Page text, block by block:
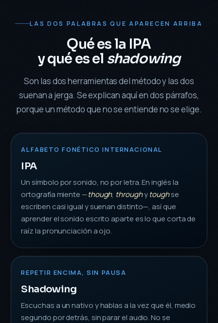
LAS DOS PALABRAS QUE APARECEN ARRIBA
Qué es la IPA
y qué es el shadowing
Son las dos herramientas del método y las dos
suenan a jerga. Se explican aquí en dos párrafos,
porque un método que no se entiende no se elige.
ALFABETO FONÉTICO INTERNACIONAL
IPA
Un símbolo por sonido, no por letra. En inglés la
ortografía miente —though, throughytoughse
escriben casi igual y suenan distinto—, así que
aprender el sonido escrito aparte es lo que corta de
raíz la pronunciación a ojo.
REPETIR ENCIMA, SIN PAUSA
Shadowing
Escuchas a un nativo y hablas a la vez que él, medio
segundo por detrás, sin parar el audio. No se